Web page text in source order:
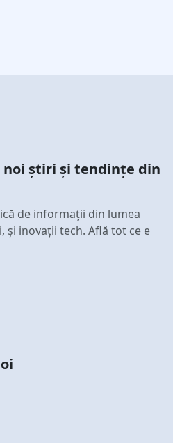
noi știri și tendințe din
de informații din lumea
și inovații tech. Află tot ce e